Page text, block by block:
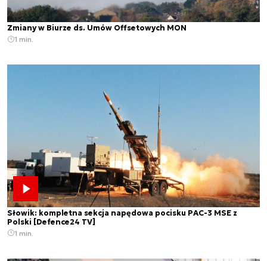
Zmiany w Biurze ds. Umów Offsetowych MON
1 min.
Słowik: kompletna sekcja napędowa pocisku PAC-3 MSE z
Polski [Defence24 TV]
1 min.